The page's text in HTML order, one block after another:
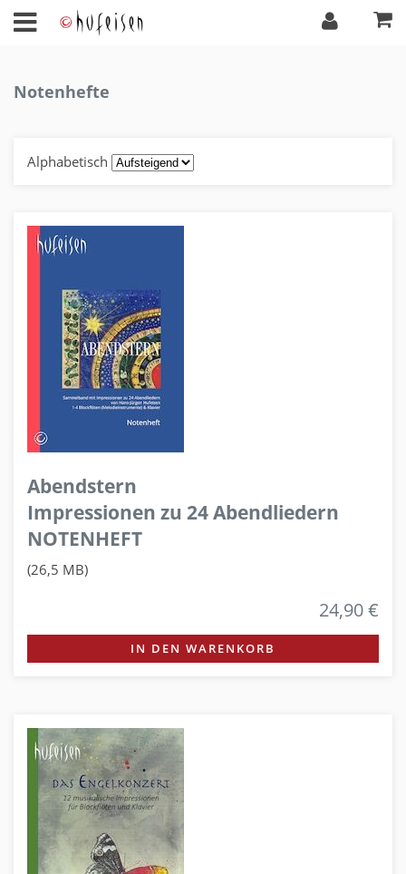
Notenhefte
Alphabetisch
Abendstern
Impressionen zu 24 Abendliedern
NOTENHEFT
(26,5 MB)
24,90 €
IN DEN WARENKORB